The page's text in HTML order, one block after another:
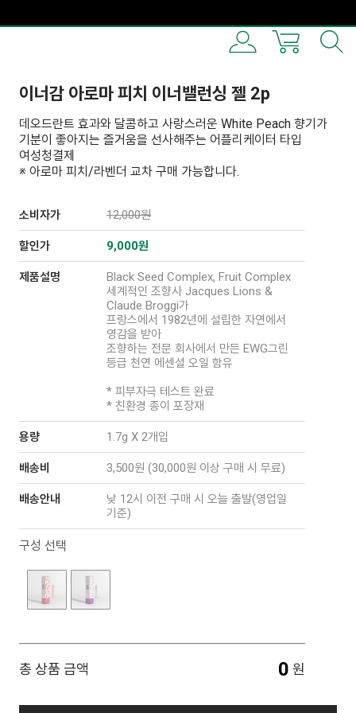
이너감 아로마 피치 이너밸런싱 젤 2p
데오드란트 효과와 달콤하고 사랑스러운 White Peach 향기가
기분이 좋아지는 즐거움을 선사해주는 어플리케이터 타입
여성청결제
※ 아로마 피치/라벤더 교차 구매 가능합니다.
소비자가 12,000원
할인가 9,000원
제품설명
Black Seed Complex, Fruit Complex
세계적인 조향사 Jacques Lions &
Claude Broggi가
프랑스에서 1982년에 설립한 자연에서
영감을 받아
조향하는 전문 회사에서 만든 EWG그린
등급 천연 에센셜 오일 함유
* 피부자극 테스트 완료
* 친환경 종이 포장재
용량 1.7g X 2개입
배송비 3,500원 (30,000원 이상 구매 시 무료)
배송안내
낮 12시 이전 구매 시 오늘 출발(영업일
기준)
구성 선택
총 상품 금액 0 원